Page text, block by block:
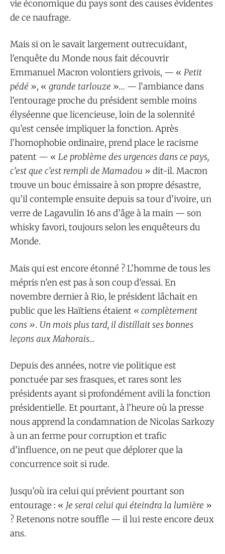
vie économique du pays sont des causes évidentes
de ce naufrage.
Mais si on le savait largement outrecuidant,
l’enquête du Monde nous fait découvrir
Emmanuel Macron volontiers grivois, — « Petit
pédé », « grande tarlouze »… — l’ambiance dans
l’entourage proche du président semble moins
élyséenne que licencieuse, loin de la solennité
qu’est censée impliquer la fonction. Après
l’homophobie ordinaire, prend place le racisme
patent — « Le problème des urgences dans ce pays,
c’est que c’est rempli de Mamadou » dit-il. Macron
trouve un bouc émissaire à son propre désastre,
qu’il contemple ensuite depuis sa tour d’ivoire, un
verre de Lagavulin 16 ans d’âge à la main — son
whisky favori, toujours selon les enquêteurs du
Monde.
Mais qui est encore étonné ? L’homme de tous les
mépris n’en est pas à son coup d’essai. En
novembre dernier à Rio, le président lâchait en
public que les Haïtiens étaient «complètement
cons ». Un mois plus tard, il distillait ses bonnes
leçons aux Mahorais…
Depuis des années, notre vie politique est
ponctuée par ses frasques, et rares sont les
présidents ayant si profondément avili la fonction
présidentielle. Et pourtant, à l’heure où la presse
nous apprend la condamnation de Nicolas Sarkozy
à un an ferme pour corruption et trafic
d’influence, on ne peut que déplorer que la
concurrence soit si rude.
Jusqu’où ira celui qui prévient pourtant son
entourage : « Je serai celui qui éteindra la lumière »
? Retenons notre souffle — il lui reste encore deux
ans.